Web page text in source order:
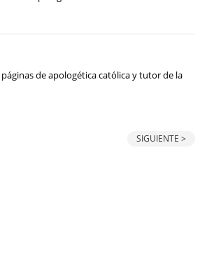
de apologética católica y tutor de la
SIGUIENTE >